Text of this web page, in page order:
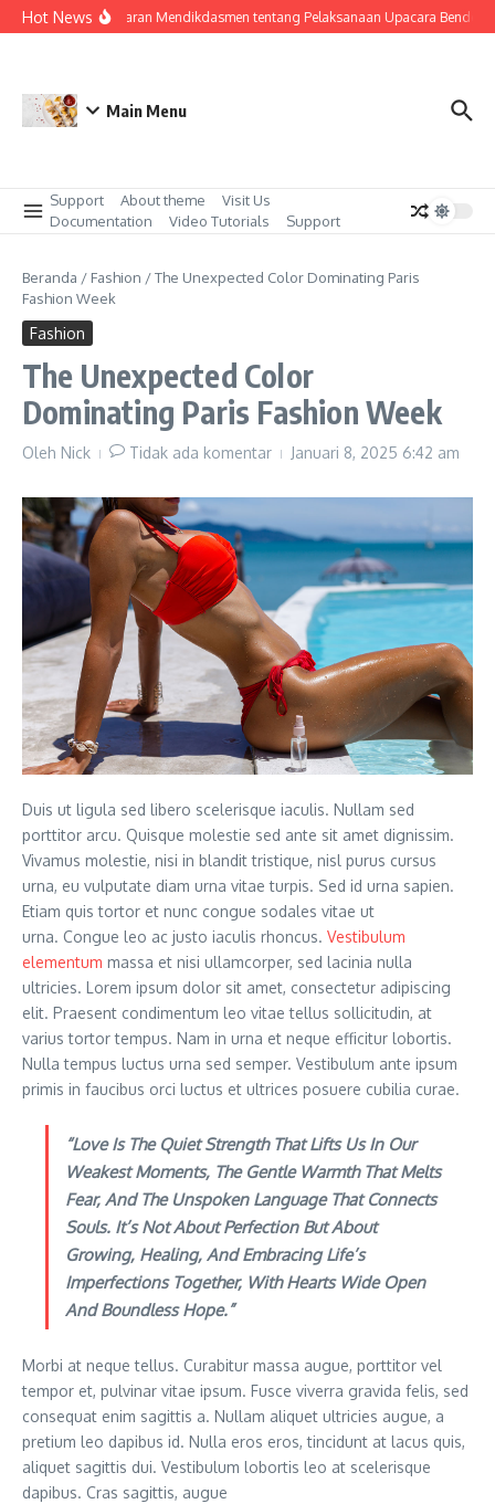
Lewati ke konten
Hot NewsSurat Edaran Mendikdasmen tentang Pelaksanaan Upacara Bendera
Main Menu
Support About theme
Visit Us
Documentation
Video Tutorials Support
Beranda / Fashion /The Unexpected Color Dominating Paris
Fashion Week
Fashion
The Unexpected Color
Dominating Paris Fashion Week
Oleh Nick Tidak ada komentar Januari 8, 2025 6:42 am
Duis ut ligula sed libero scelerisque iaculis. Nullam sed
porttitor arcu. Quisque molestie sed ante sit amet dignissim.
Vivamus molestie, nisi in blandit tristique, nisl purus cursus
urna, eu vulputate diam urna vitae turpis. Sed id urna sapien.
Etiam quis tortor et nunc congue sodales vitae ut
urna. Congue leo ac justo iaculis rhoncus. Vestibulum
elementum massa et nisi ullamcorper, sed lacinia nulla
ultricies. Lorem ipsum dolor sit amet, consectetur adipiscing
elit. Praesent condimentum leo vitae tellus sollicitudin, at
varius tortor tempus. Nam in urna et neque efficitur lobortis.
Nulla tempus luctus urna sed semper. Vestibulum ante ipsum
primis in faucibus orci luctus et ultrices posuere cubilia curae.
“Love Is The Quiet Strength That Lifts Us In Our
Weakest Moments, The Gentle Warmth That Melts
Fear, And The Unspoken Language That Connects
Souls. It’s Not About Perfection But About
Growing, Healing, And Embracing Life’s
Imperfections Together, With Hearts Wide Open
And Boundless Hope.”
Morbi at neque tellus. Curabitur massa augue, porttitor vel
tempor et, pulvinar vitae ipsum. Fusce viverra gravida felis, sed
consequat enim sagittis a. Nullam aliquet ultricies augue, a
pretium leo dapibus id. Nulla eros eros, tincidunt at lacus quis,
aliquet sagittis dui. Vestibulum lobortis leo at scelerisque
dapibus. Cras sagittis, augue